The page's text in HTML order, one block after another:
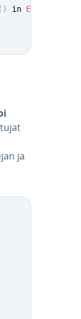
( ) in Emperor
ja